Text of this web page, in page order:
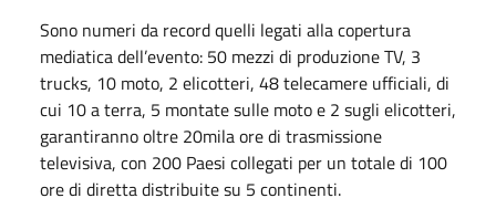
Sono numeri da record quelli legati alla copertura
mediatica dell’evento: 50 mezzi di produzione TV, 3
trucks, 10 moto, 2 elicotteri, 48 telecamere ufficiali, di
cui 10 a terra, 5 montate sulle moto e 2 sugli elicotteri,
garantiranno oltre 20mila ore di trasmissione
televisiva, con 200 Paesi collegati per un totale di 100
ore di diretta distribuite su 5 continenti.